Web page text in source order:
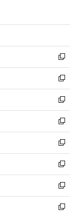
開
ン
ウ
で
開
く
ウ
ン
ド
ウ
で
開
く
新
し
い
ウ
ィ
ン
ド
ウ
で
開
く
新
し
い
ウ
ィ
ン
ド
ウ
で
開
く
新
し
い
ウ
ィ
ン
ド
ウ
で
開
く
新
し
い
ウ
ィ
ン
ド
ウ
で
新
し
い
ウ
ィ
ン
ド
新
し
い
ウ
ィ
新
し
い
新